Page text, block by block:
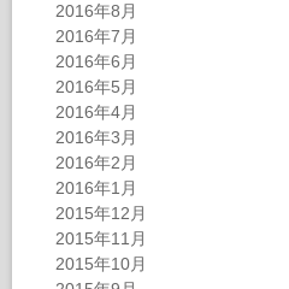
2016年8月
2016年7月
2016年6月
2016年5月
2016年4月
2016年3月
2016年2月
2016年1月
2015年12月
2015年11月
2015年10月